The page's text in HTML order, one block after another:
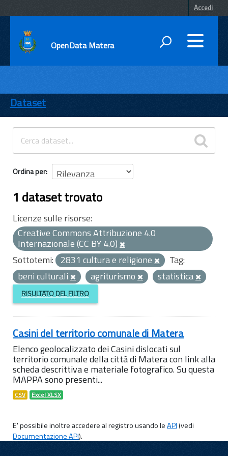
Accedi
OpenData Matera
ENTI
TEMI
INFORMAZIONI
Dataset
Ordina per
1 dataset trovato
Licenze sulle risorse:
Creative Commons Attribuzione 4.0
Internazionale (CC BY 4.0)
Sottotemi: 2831 cultura e religione
Tag:
beni culturali
agriturismo statistica
RISULTATO DEL FILTRO
Casini del territorio comunale di Matera
Elenco geolocalizzato dei Casini dislocati sul
territorio comunale della città di Matera con link alla
scheda descrittiva e materiale fotografico. Su questa
MAPPA sono presenti...
CSV Excel XLSX
E' possibile inoltre accedere al registro usando leAPI(vedi
Documentazione API).